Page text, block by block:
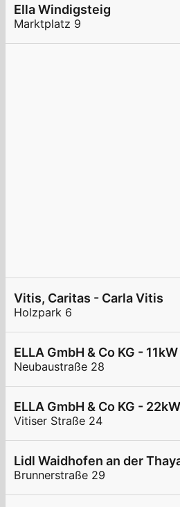
Ella Windigsteig
Marktplatz 9
Vitis, Caritas - Carla Vitis
Holzpark 6
ELLA GmbH & Co KG -
Neubaustraße 28
ELLA GmbH & Co KG -
Vitiser Straße 24
Lidl Waidhofen an der
Brunnerstraße 29